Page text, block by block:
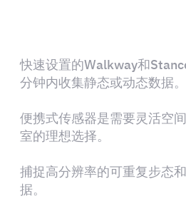
快速设置的Walkway和
分钟内收集静态或动态数据。
便携式传感器是需要灵活空
室的理想选择。
捕捉高分辨率的可重复步态
据。